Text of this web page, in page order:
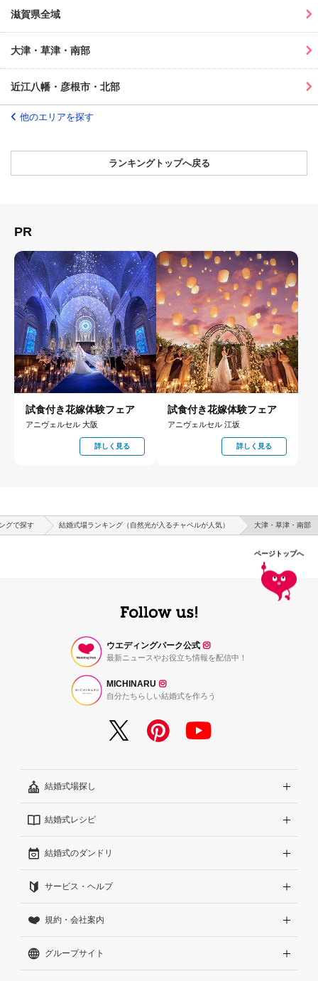
滋賀県全域
大津・草津・南部
近江八幡・彦根市・北部
他のエリアを探す
ランキングトップへ戻る
PR
試食付き花嫁体験フェア
アニヴェルセル 大阪
詳しく見る
試食付き花嫁体験フェア
アニヴェルセル 江坂
詳しく見る
グで探す 結婚式場ランキング（自然光が入るチャペルが人気） 大津・草津・南部
ページトップへ
ウエディングパーク公式
最新ニュースやお役立ち情報を配信中！
MICHINARU
自分たちらしい結婚式を作ろう
結婚式場探し
エリアから探す
こだわりから探す
雰囲気から探す
見積りから探す
ランキングから探す
結婚式レシピ
結婚式準備レポート『ハナレポ』
結婚式当日の動画『ムビレポ』
結婚式のダンドリ
結婚準備ガイド
Wedding Park Magazine
結婚お悩みQ&A
サービス・ヘルプ
サイトコンセプト
はじめての方へ
規約・会社案内
利用規約
グループサイト